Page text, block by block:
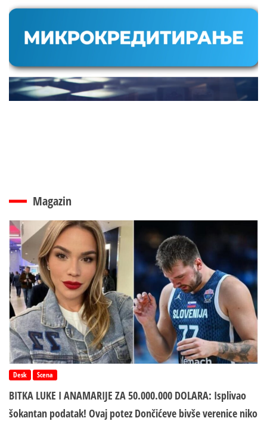
Magazin
Desk Scena
BITKA LUKE I ANAMARIJE ZA 50.000.000 DOLARA: Isplivao
šokantan podatak! Ovaj potez Dončićeve bivše verenice niko